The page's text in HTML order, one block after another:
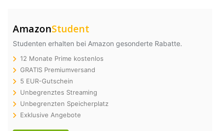
AmazonStudent
Studenten erhalten bei Amazon gesonderte Rabatte.
12 Monate Prime kostenlos
GRATIS Premiumversand
5 EUR-Gutschein
Unbegrenztes Streaming
Unbegrenzten Speicherplatz
Exklusive Angebote